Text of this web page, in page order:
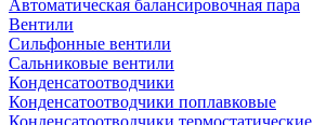
Автоматическая балансировочная пара
Вентили
Сильфонные вентили
Сальниковые вентили
Конденсатоотводчики
Конденсатоотводчики поплавковые
Конденсатоотводчики термостатические